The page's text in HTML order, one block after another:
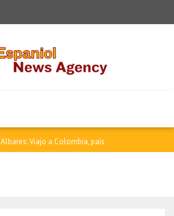
Albares: Viajo a Colombia, país